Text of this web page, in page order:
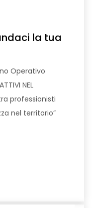
la tua
Operativo
NEL
professionisti
nel territorio”